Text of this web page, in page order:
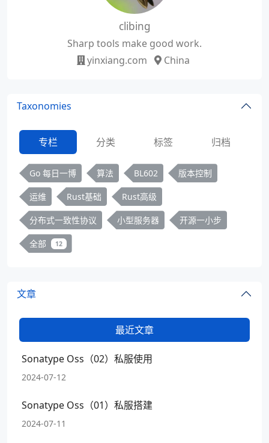
clibing
Sharp tools make good work.
yinxiang.com
China
Taxonomies
专栏 分类 标签 归档
Go 每日一博 算法 BL602 版本控制
运维 Rust基础 Rust高级
分布式一致性协议 小型服务器 开源一小步
全部 12
文章
最近文章
Sonatype Oss（02）私服使用
2024-07-12
Sonatype Oss（01）私服搭建
2024-07-11